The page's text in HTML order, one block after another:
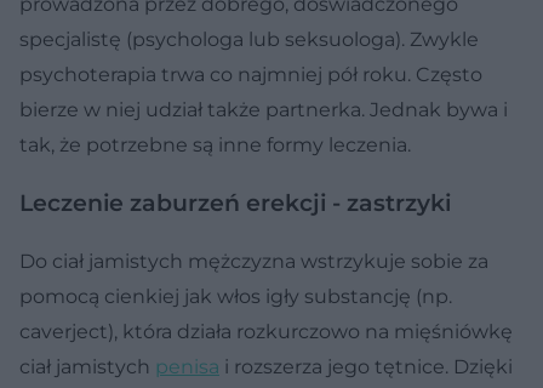
specjalistę (psychologa lub seksuologa). Zwykle
psychoterapia trwa co najmniej pół roku. Często
bierze w niej udział także partnerka. Jednak bywa i
tak, że potrzebne są inne formy leczenia.
Leczenie zaburzeń erekcji - zastrzyki
Do ciał jamistych mężczyzna wstrzykuje sobie za
pomocą cienkiej jak włos igły substancję (np.
caverject), która działa rozkurczowo na mięśniówkę
ciał jamistych penisa i rozszerza jego tętnice. Dzięki